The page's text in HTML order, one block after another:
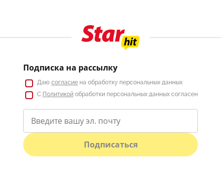
Подписка на рассылку
Даю согласие на обработку персональных данных
С Политикой обработки персональных данных согласен
Подписаться